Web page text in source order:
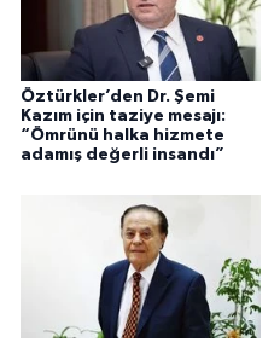
Öztürkler’den Dr. Şemi
Kazım için taziye mesajı:
“Ömrünü halka hizmete
adamış değerli insandı”